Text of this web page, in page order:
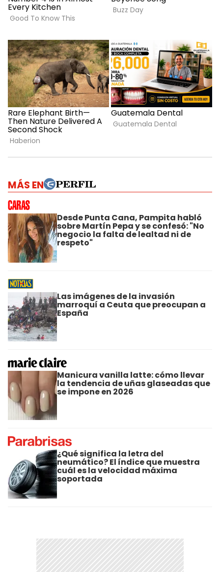
MÁS EN
Desde Punta Cana, Pampita habló
sobre Martín Pepa y se confesó: "No
negocio la falta de lealtad ni de
respeto"
Las imágenes de la invasión
marroquí a Ceuta que preocupan a
España
Manicura vanilla latte: cómo llevar
la tendencia de uñas glaseadas que
se impone en 2026
¿Qué significa la letra del
neumático? El índice que muestra
cuál es la velocidad máxima
soportada